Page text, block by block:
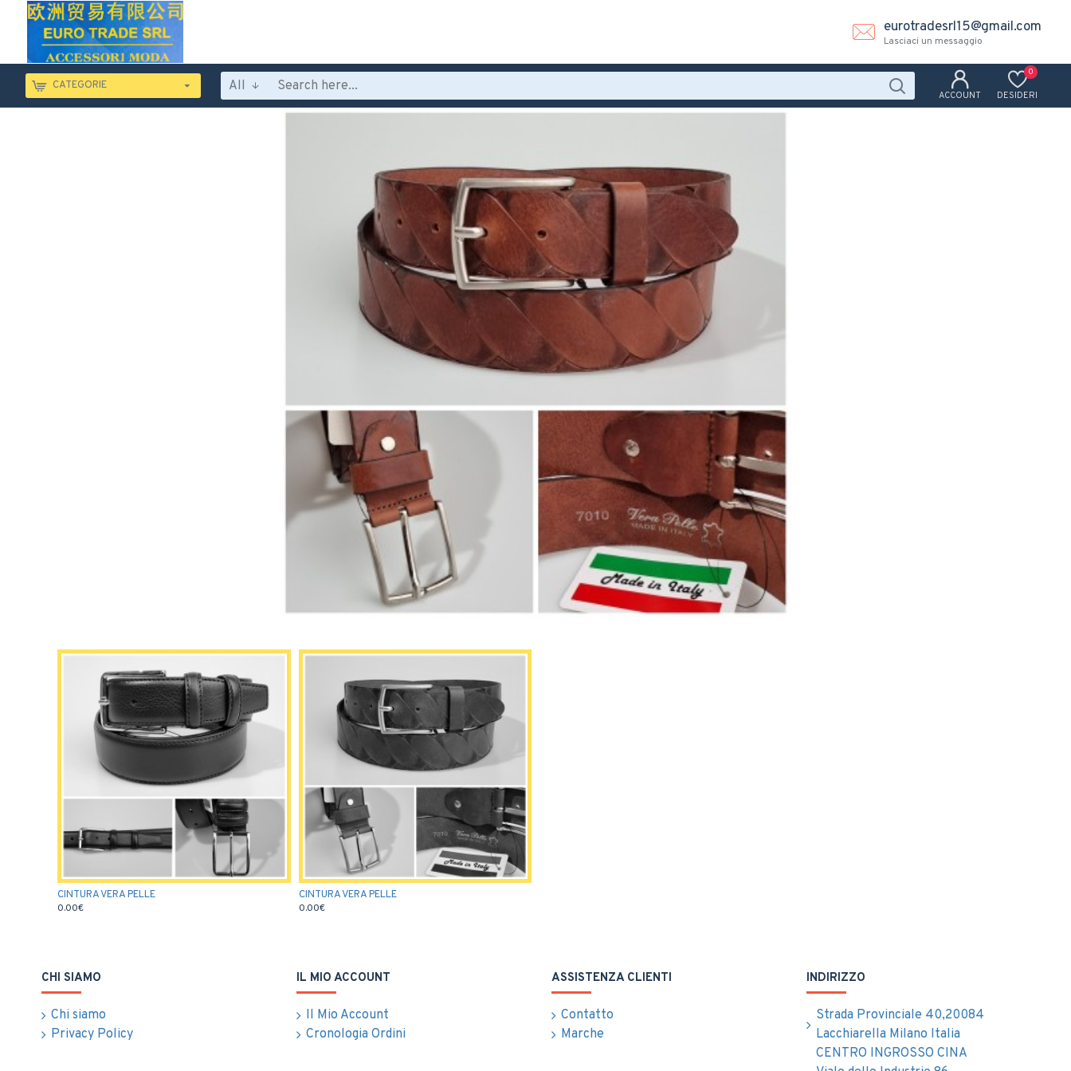
eurotradesrl15@gmail.com
Lasciaci un messaggio
CATEGORIE All
ACCOUNT DESIDERI
0
CINTURA VERA PELLE
0.00€
CINTURA VERA PELLE
0.00€
CHI SIAMO
Chi siamo
Privacy Policy
IL MIO ACCOUNT
Il Mio Account
Cronologia Ordini
ASSISTENZA CLIENTI
Contatto
Marche
INDIRIZZO
Strada Provinciale 40,20084
Lacchiarella Milano Italia
CENTRO INGROSSO CINA